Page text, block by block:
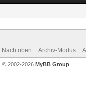
Nach oben Archiv-Modus
, © 2002-2026 MyBB Group